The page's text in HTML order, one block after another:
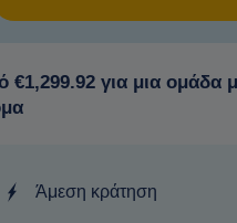
€1,299.92 για μια ομάδα
Άμεση κράτηση